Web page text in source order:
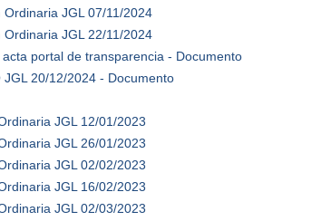
JGL 07/11/2024
JGL 22/11/2024
portal de transparencia - Documento
JGL 20/12/2024 - Documento
JGL 12/01/2023
JGL 26/01/2023
JGL 02/02/2023
JGL 16/02/2023
JGL 02/03/2023